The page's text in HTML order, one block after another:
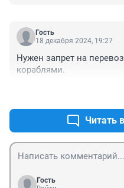
Гость
18 декабря 2024, 19:27
Нужен запрет на
кораблями.
Читать
Гость